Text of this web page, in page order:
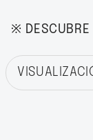
※ DESCUBRE